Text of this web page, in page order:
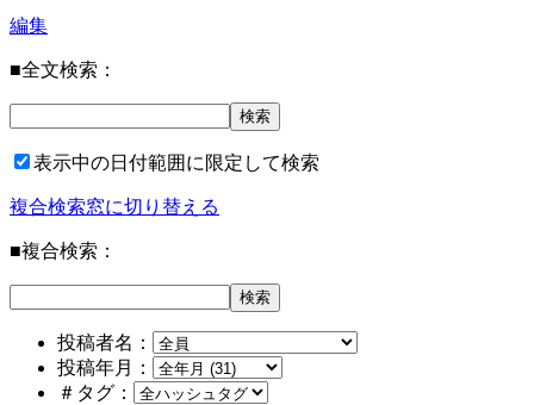
編集
■全文検索：
表示中の日付範囲に限定して検索
複合検索窓に切り替える
■複合検索：
投稿者名：
投稿年月：
＃タグ：